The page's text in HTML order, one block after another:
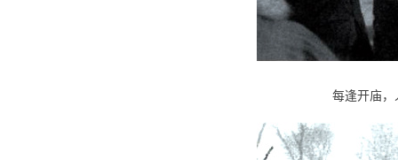
每逢开庙，